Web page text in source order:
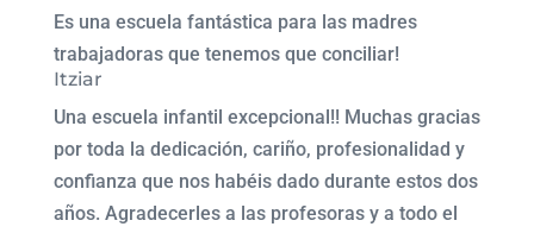
Es una escuela fantástica para las madres
trabajadoras que tenemos que conciliar!
Itziar
Una escuela infantil excepcional!! Muchas gracias
por toda la dedicación, cariño, profesionalidad y
confianza que nos habéis dado durante estos dos
años. Agradecerles a las profesoras y a todo el